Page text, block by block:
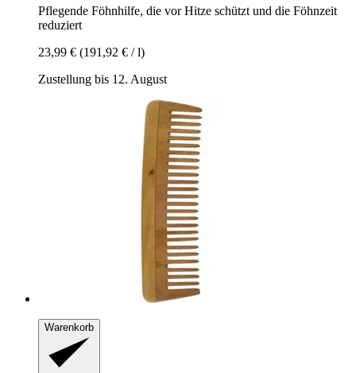
Pflegende Föhnhilfe, die vor Hitze schützt und die Föhnzeit
reduziert
23,99 € (191,92 € / l)
Zustellung bis 12. August
Warenkorb